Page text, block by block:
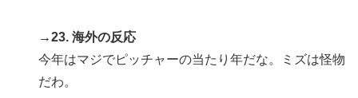
→23. 海外の反応
今年はマジでピッチャーの当たり年だな。ミズは怪物
だわ。